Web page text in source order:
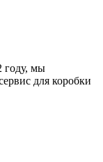
году, мы
для коробки